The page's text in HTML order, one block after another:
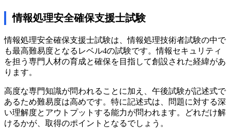
情報処理安全確保支援士試験
情報処理安全確保支援士試験は、情報処理技術者試験の中で
も最高難易度となるレベル4の試験です。情報セキュリティ
を担う専門人材の育成と確保を目指して創設された経緯があ
ります。
高度な専門知識が問われることに加え、午後試験が記述式で
あるため難易度は高めです。特に記述式は、問題に対する深
い理解度とアウトプットする能力が問われます。どれだけ解
けるかが、取得のポイントとなるでしょう。